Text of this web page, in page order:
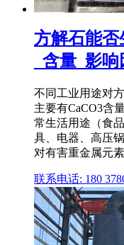
方解石能否
_含量_影
不同工业用途对
主要有CaCO3含
常生活用途（食
具、电器、高压
对有害重金属元
联系电话: 180